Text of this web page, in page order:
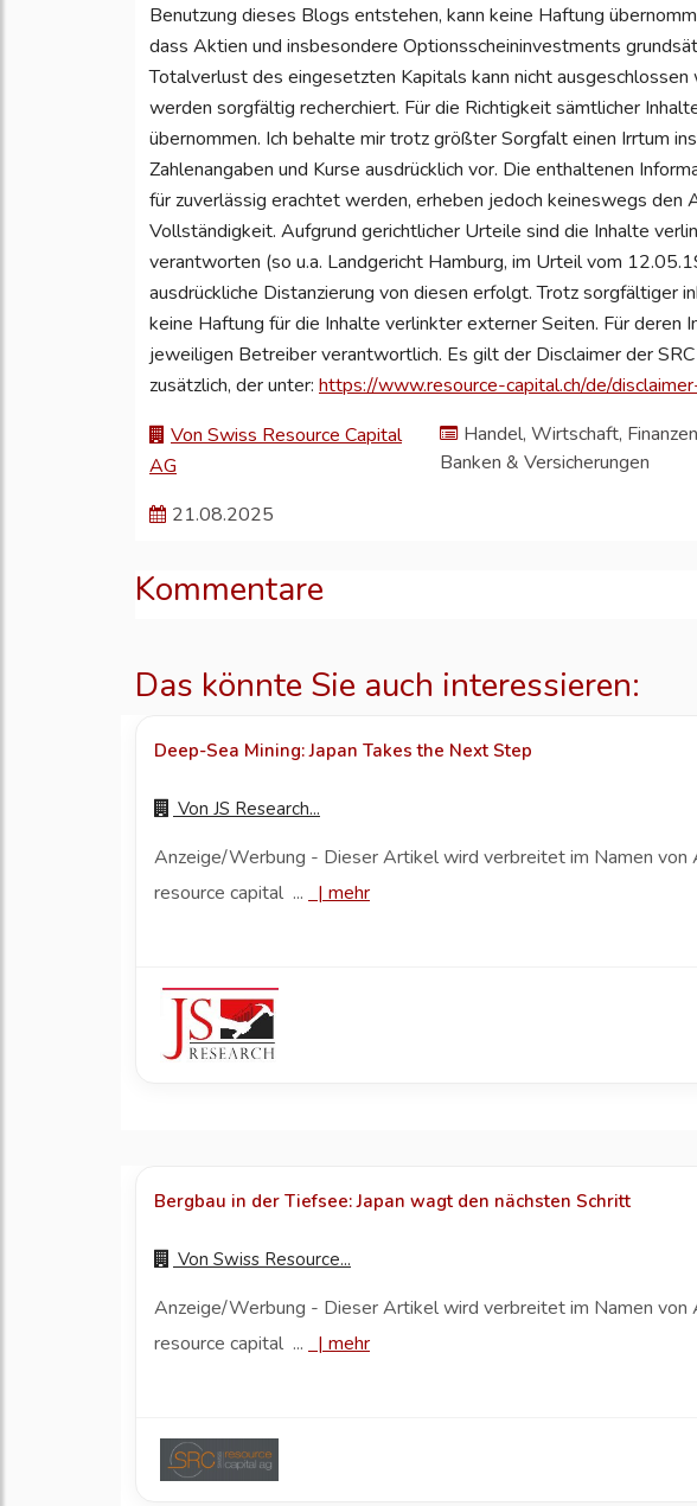
Benutzung dieses Blogs entstehen, kann keine Haftung
dass Aktien und insbesondere Optionsscheininvestments
Totalverlust des eingesetzten Kapitals kann nicht
werden sorgfältig recherchiert. Für die Richtigkeit sämtlicher
übernommen. Ich behalte mir trotz größter Sorgfalt einen Irrtum
Zahlenangaben und Kurse ausdrücklich vor. Die enthaltenen
für zuverlässig erachtet werden, erheben jedoch keineswegs den
Vollständigkeit. Aufgrund gerichtlicher Urteile sind die Inhalte
verantworten (so u.a. Landgericht Hamburg, im Urteil vom
ausdrückliche Distanzierung von diesen erfolgt. Trotz sorgfältiger
keine Haftung für die Inhalte verlinkter externer Seiten. Für deren
jeweiligen Betreiber verantwortlich. Es gilt der Disclaimer der
zusätzlich, der unter: https://www.resource-capital.ch/de/
Von Swiss Resource Capital
AG
Handel, Wirtschaft,
Banken & Versicherungen
21.08.2025
Kommentare
Das könnte Sie auch interessieren:
Deep-Sea Mining: Japan Takes the Next Step
Von JS Research...
Anzeige/Werbung - Dieser Artikel wird verbreitet im Namen von
resource capital ... |mehr
Bergbau in der Tiefsee: Japan wagt den nächsten Schritt
Von Swiss Resource...
Anzeige/Werbung - Dieser Artikel wird verbreitet im Namen von
resource capital ... |mehr